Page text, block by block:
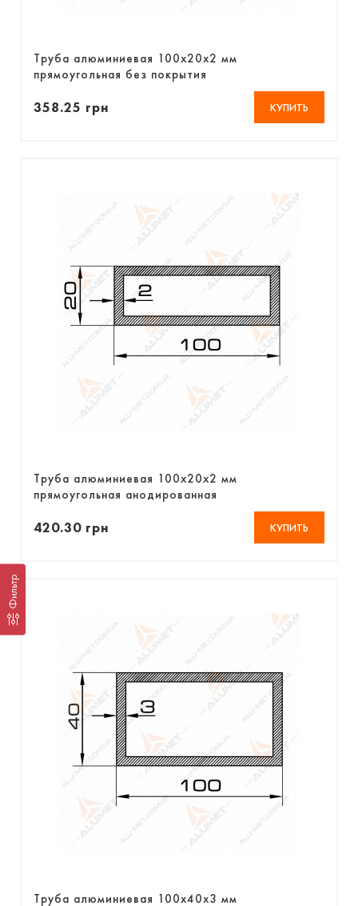
Фильтр
Труба алюминиевая 100х20х2 мм
прямоугольная без покрытия
358.25 грн КУПИТЬ
Труба алюминиевая 100х20х2 мм
прямоугольная анодированная
420.30 грн КУПИТЬ
Труба алюминиевая 100х40х3 мм